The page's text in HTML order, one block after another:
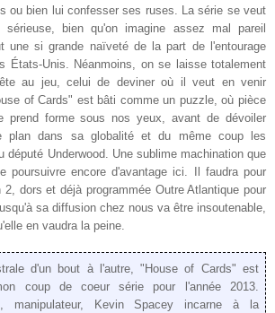
ou bien lui confesser ses ruses. La série se veut
bien qu'on imagine assez mal pareil
une si grande naïveté de la part de l'entourage
États-Unis. Néanmoins, on se laisse totalement
au jeu, celui de deviner où il veut en venir
of Cards" est bâti comme un puzzle, où pièce
prend forme sous nos yeux, avant de dévoiler
plan dans sa globalité et du même coup les
député Underwood. Une sublime machination que
poursuivre encore d'avantage ici. Il faudra pour
dors et déjà programmée Outre Atlantique pour
sa diffusion chez nous va être insoutenable,
en vaudra la peine.
d'un bout à l'autre, "House of Cards" est
coup de coeur série pour l'année 2013.
manipulateur, Kevin Spacey incarne à la